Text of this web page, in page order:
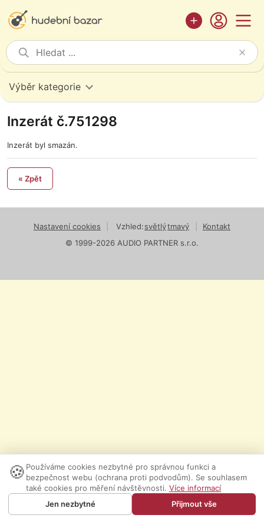
Výběr kategorie
Inzerát č.751298
Inzerát byl smazán.
« Zpět
Nastavení cookies Vzhled:světlýtmavý
Kontakt
© 1999-2026 AUDIO PARTNER s.r.o.
🍪 Používáme cookies nezbytné pro správnou funkci a
bezpečnost webu (ochrana proti podvodům). Se souhlasem
také cookies pro měření návštěvnosti. Více informací
Jen nezbytné
Přijmout vše